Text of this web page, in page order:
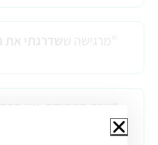
"מרגישה ששדרגתי
“עינת המתוקה, אני
מתכונים "בריאים"